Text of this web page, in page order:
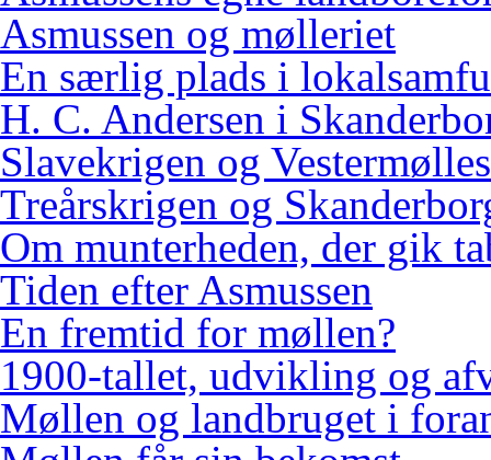
Asmussen og mølleriet
En særlig plads i
H. C. Andersen i
Slavekrigen og
Treårskrigen og
Om munterheden, der gik
Tiden efter Asmussen
En fremtid for møllen?
1900-tallet, udvikling og
Møllen og landbruget i